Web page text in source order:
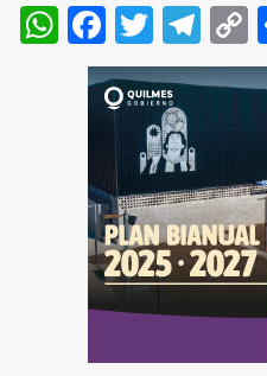
WhatsApp
Facebook